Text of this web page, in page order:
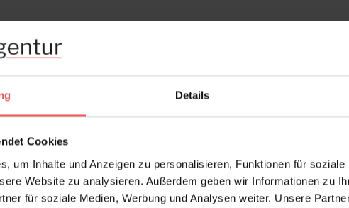
Details
Cookies
um Inhalte und Anzeigen zu personalisieren, Funktionen für
Website zu analysieren. Außerdem geben wir Informationen zu
für soziale Medien, Werbung und Analysen weiter. Unsere